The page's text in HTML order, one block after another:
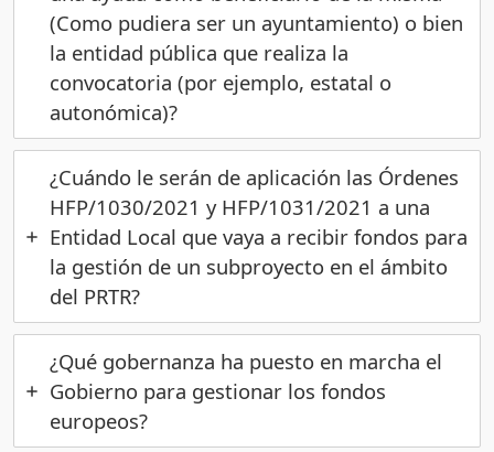
(Como pudiera ser un ayuntamiento) o bien
la entidad pública que realiza la
convocatoria (por ejemplo, estatal o
autonómica)?
¿Cuándo le serán de aplicación las Órdenes
HFP/1030/2021 y HFP/1031/2021 a una
Entidad Local que vaya a recibir fondos para
la gestión de un subproyecto en el ámbito
del PRTR?
¿Qué gobernanza ha puesto en marcha el
Gobierno para gestionar los fondos
europeos?